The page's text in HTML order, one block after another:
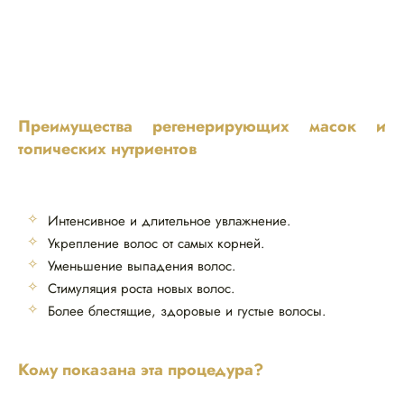
Преимущества регенерирующих масок и
топических нутриентов
Интенсивное и длительное увлажнение.
Укрепление волос от самых корней.
Уменьшение выпадения волос.
Стимуляция роста новых волос.
Более блестящие, здоровые и густые волосы.
Кому показана эта процедура?